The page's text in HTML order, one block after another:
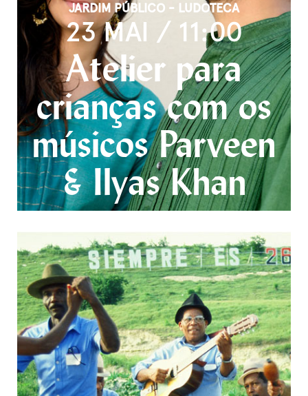
JARDIM PÚBLICO - LUDOTECA
23 MAI / 11:00
Atelier para
crianças com os
músicos Parveen
& Ilyas Khan